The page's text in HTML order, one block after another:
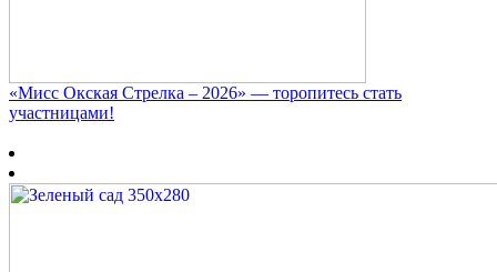
«Мисс Окская Стрелка – 2026» — торопитесь стать
участницами!